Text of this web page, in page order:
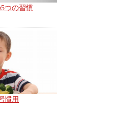
つの習慣
慣用